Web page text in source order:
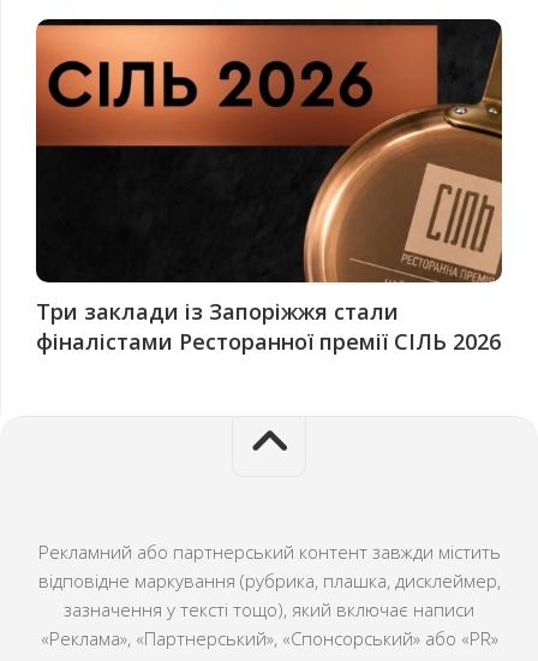
Три заклади із Запоріжжя стали
фіналістами Ресторанної премії СІЛЬ 2026
Рекламний або партнерський контент завжди містить
відповідне маркування (рубрика, плашка, дисклеймер,
зазначення у тексті тощо), який включає написи
«Реклама», «Партнерський», «Спонсорський» або «PR»